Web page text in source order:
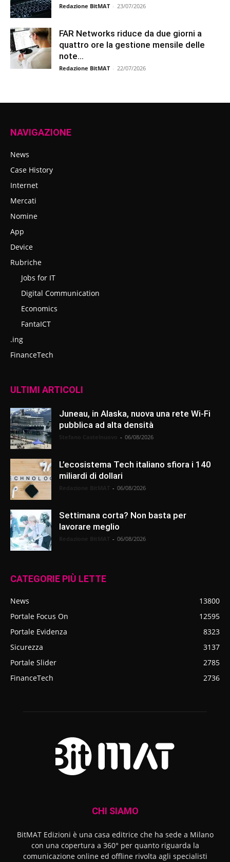
Redazione BitMAT - 23/07/2026
FAR Networks riduce da due giorni a
quattro ore la gestione mensile delle
note...
Redazione BitMAT - 22/07/2026
NAVIGAZIONE
News
Case History
Internet
Mercati
Nomine
App
Device
Rubriche
Jobs for IT
Digital Communication
Economics
FantaICT
.ing
FinanceTech
ULTIMI ARTICOLI
Juneau, in Alaska, nuova una rete Wi-Fi
pubblica ad alta densità
- 06/08/2026
L’ecosistema Tech italiano sfiora i 140
miliardi di dollari
- 06/08/2026
Settimana corta? Non basta per
lavorare meglio
- 06/08/2026
CATEGORIE PIÙ LETTE
News
13800
Portale Focus On
12595
Portale Evidenza
8323
Sicurezza
3137
Portale Slider
2785
FinanceTech
2736
CHI SIAMO
BitMAT Edizioni è una casa editrice che ha sede a Milano
con una copertura a 360° per quanto riguarda la
comunicazione online ed offline rivolta agli specialisti